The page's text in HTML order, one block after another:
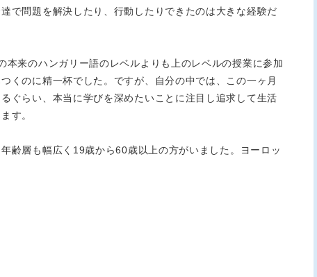
で問題を解決したり、行動したりできたのは大きな経験だ
来のハンガリー語のレベルよりも上のレベルの授業に参加
くのに精一杯でした。ですが、自分の中では、この一ヶ月
ぐらい、本当に学びを深めたいことに注目し追求して生活
す。
齢層も幅広く19歳から60歳以上の方がいました。ヨーロッ